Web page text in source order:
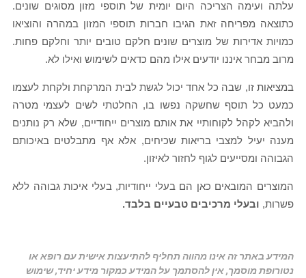
עלתה ועימה הצריכה היום יומית של תוספי מזון מסוגים שונים.
כתוצאה מפריחה זאת הגיבו חברות תוספי המזון במהרה והוציאו
כמויות אדירות של מוצרים שונים חלקם טובים יותר וחלקם פחות.
מרוב מבחר איננו יודעים אילו מהם כדאים לשימוש ואילו לא.
במציאות זו, שבה כל אחד יכול לגשת לבית המרקחת ולקחת לעצמו
כמעט כל תוסף שחשקה נפשו בו, החלטתי לשים לעצמי מטרה
ולהביא לקהל לקוחותיי את אותם מוצרים ייחודיים, שלא רק נותנים
מענה יעיל למצבי בריאות שכיחים, אלא אף מתבלטים באיכותם
הגבוהה ומסייעים לגוף לחזור לאיזון.
המוצרים המובאים כאן הם בעלי ייחודיות, בעלי איכות גבוהה ללא
פשרות, ובעלי מרכיבים טבעיים בלבד.
המידע באתר זה אינו מהווה תחליף להתיעצות אישית עם רופא או
נטורופת מוסמך, אין להסתמך על המידע כמקור מידע יחיד, שימוש